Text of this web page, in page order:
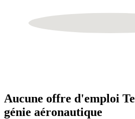
Aucune offre d'emploi
génie aéronautique